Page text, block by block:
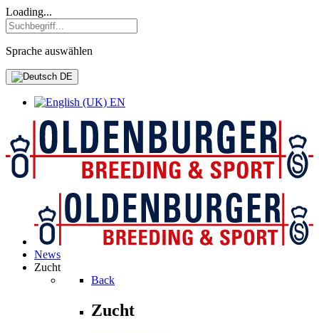
Loading...
Sprache auswählen
DE
EN
News
Zucht
Back
Zucht